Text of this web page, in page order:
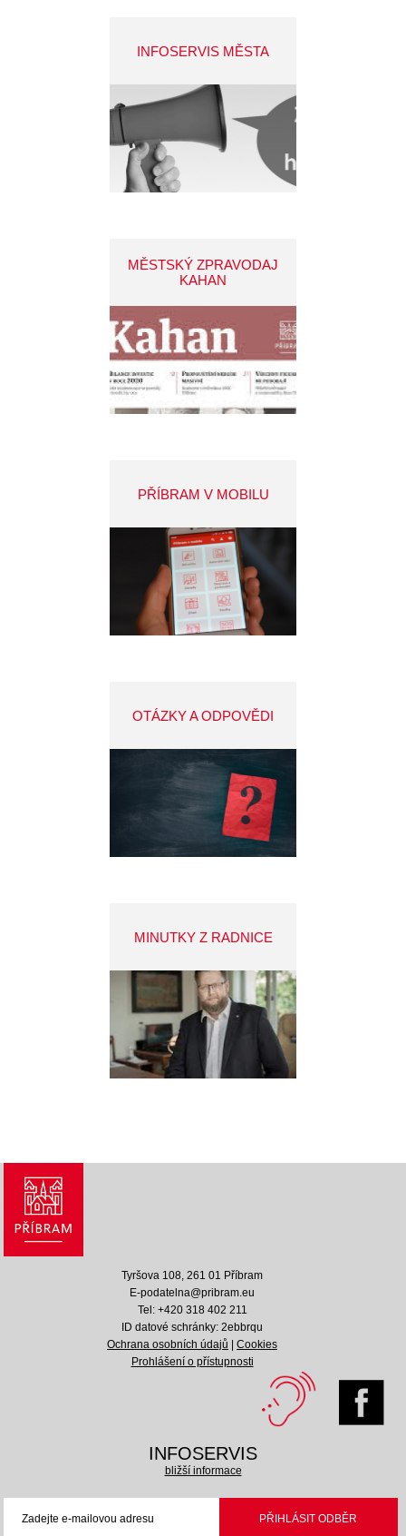
INFOSERVIS MĚSTA
MĚSTSKÝ ZPRAVODAJ
KAHAN
PŘÍBRAM V MOBILU
OTÁZKY A ODPOVĚDI
MINUTKY Z RADNICE
Tyršova 108, 261 01 Příbram
E-podatelna@pribram.eu
Tel: +420 318 402 211
ID datové schránky: 2ebbrqu
Ochrana osobních údajů |Cookies
Prohlášení o přístupnosti
INFOSERVIS
bližší informace